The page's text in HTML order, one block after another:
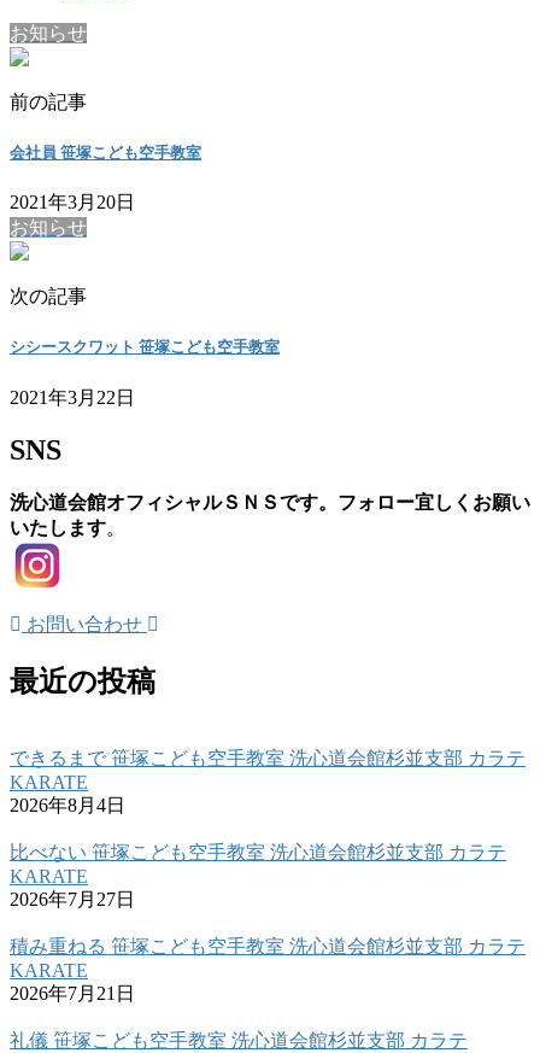
お知らせ
前の記事
会社員 笹塚こども空手教室
2021年3月20日
お知らせ
次の記事
シシースクワット 笹塚こども空手教室
2021年3月22日
SNS
洗心道会館オフィシャルＳＮＳです。フォロー宜しくお願い
いたします。
お問い合わせ
最近の投稿
できるまで 笹塚こども空手教室 洗心道会館杉並支部 カラテ
KARATE
2026年8月4日
比べない 笹塚こども空手教室 洗心道会館杉並支部 カラテ
KARATE
2026年7月27日
積み重ねる 笹塚こども空手教室 洗心道会館杉並支部 カラテ
KARATE
2026年7月21日
礼儀 笹塚こども空手教室 洗心道会館杉並支部 カラテ